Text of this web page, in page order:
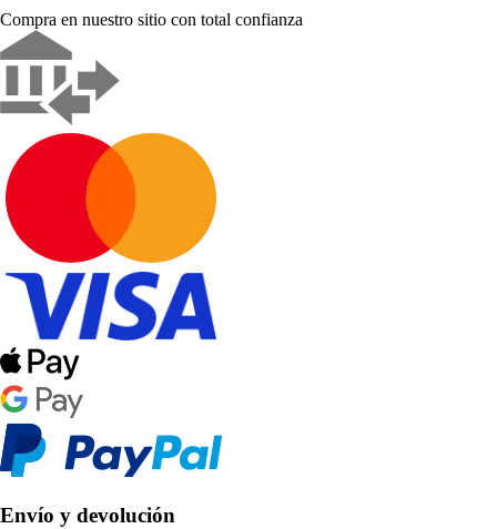
Compra en nuestro sitio con total confianza
Envío y devolución